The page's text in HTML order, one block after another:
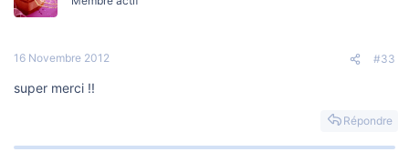
16 Novembre 2012 #33
super merci !!
Répondre